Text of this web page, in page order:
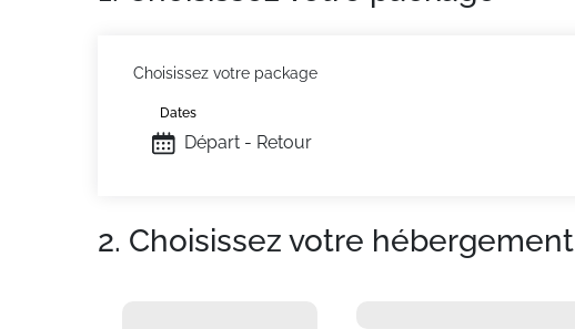
Choisissez votre package
Départ - Retour
Dates
2. Choisissez votre hébergement